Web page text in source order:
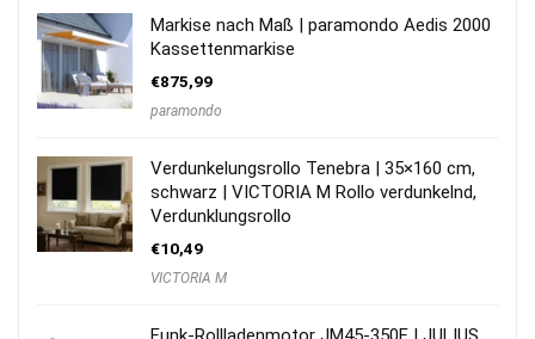
Markise nach Maß | paramondo Aedis 2000
Kassettenmarkise
€875,99
paramondo
Verdunkelungsrollo Tenebra | 35×160 cm,
schwarz | VICTORIA M Rollo verdunkelnd,
Verdunklungsrollo
€10,49
VICTORIA M